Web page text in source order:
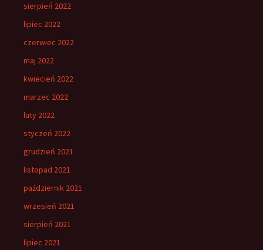
sierpień 2022
lipiec 2022
czerwiec 2022
maj 2022
kwiecień 2022
marzec 2022
luty 2022
styczeń 2022
grudzień 2021
listopad 2021
październik 2021
wrzesień 2021
sierpień 2021
lipiec 2021